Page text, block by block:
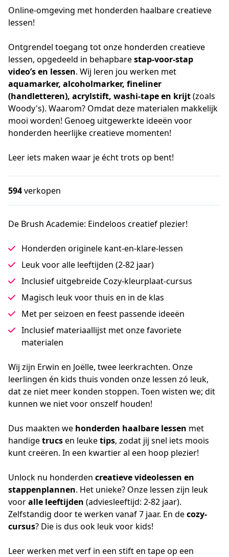
Online-omgeving met honderden haalbare creatieve
lessen!
Ontgrendel toegang tot onze honderden creatieve
lessen, opgedeeld in behapbare stap-voor-stap
video’s en lessen
aquamarker, alcoholmarker, fineliner
(handletteren), acrylstift, washi-tape en krijt (zoals
Woody's). Waarom? Omdat deze materialen makkelijk
mooi worden! Genoeg uitgewerkte ideeën voor
honderden heerlijke creatieve momenten!
Leer iets maken waar je écht trots op bent!
594verkopen
De Brush Academie: Eindeloos creatief plezier!
Honderden originele kant-en-klare-lessen
Leuk voor alle leeftijden (2-82 jaar)
Inclusief uitgebreide Cozy-kleurplaat-cursus
Magisch leuk voor thuis en in de klas
Met per seizoen en feest passende ideeën
Inclusief materiaallijst met onze favoriete
materialen
Wij zijn Erwin en Joëlle, twee leerkrachten. Onze
leerlingen én kids thuis vonden onze lessen zó leuk,
dat ze niet meer konden stoppen. Toen wisten we; dit
kunnen we niet voor onszelf houden!
Dus maakten we honderden haalbare lessen met
handige trucs en leuke tips, zodat jij snel iets moois
kunt creëren. In een kwartier al een hoop plezier!
Unlock nu honderden creatieve videolessen en
stappenplannen. Het unieke? Onze lessen zijn leuk
voor alle leeftijden (adviesleeftijd: 2-82 jaar).
Zelfstandig door te werken vanaf 7 jaar. En de cozy-
cursus? Die is dus ook leuk voor kids!
Leer werken met verf in een stift en tape op een